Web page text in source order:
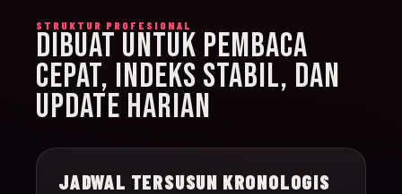
STRUKTUR PROFESIONAL
DIBUAT UNTUK PEMBACA
CEPAT, INDEKS STABIL, DAN
UPDATE HARIAN
JADWAL TERSUSUN KRONOLOGIS